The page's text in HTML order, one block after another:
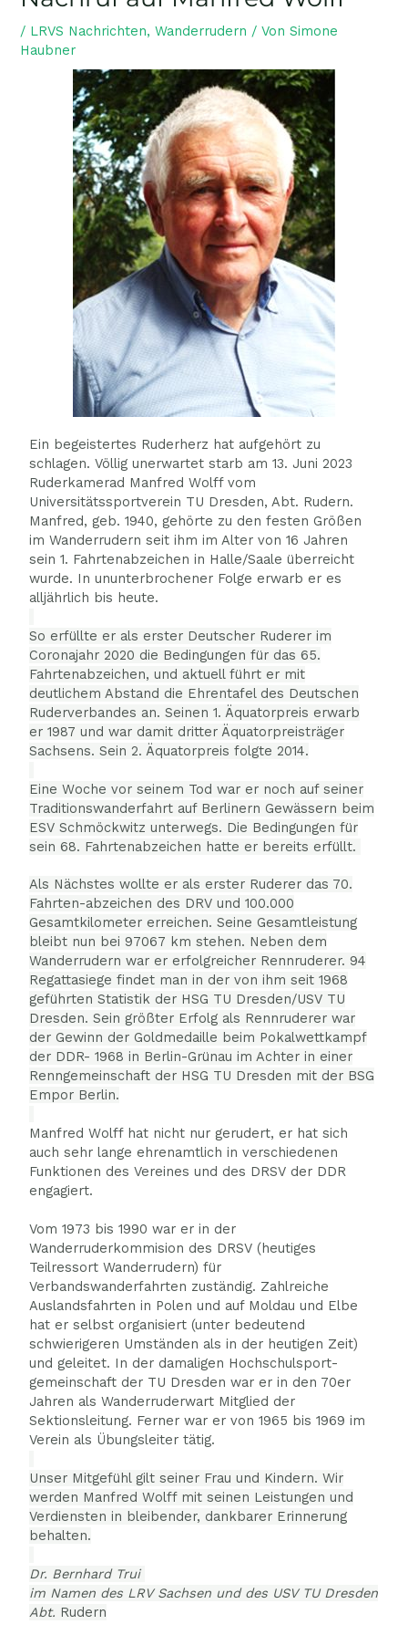
/ LRVS Nachrichten,Wanderrudern / VonSimone
Haubner
Ein begeistertes Ruderherz hat aufgehört zu
schlagen. Völlig unerwartet starb am 13. Juni 2023
Ruderkamerad Manfred Wolff vom
Universitätssportverein TU Dresden, Abt. Rudern.
Manfred, geb. 1940, gehörte zu den festen Größen
im Wanderrudern seit ihm im Alter von 16 Jahren
sein 1. Fahrtenabzeichen in Halle/Saale überreicht
wurde. In ununterbrochener Folge erwarb er es
alljährlich bis heute.
So erfüllte er als erster Deutscher Ruderer im
Coronajahr 2020 die Bedingungen für das 65.
Fahrtenabzeichen, und aktuell führt er mit
deutlichem Abstand die Ehrentafel des Deutschen
Ruderverbandes an. Seinen 1. Äquatorpreis erwarb
er 1987 und war damit dritter Äquatorpreisträger
Sachsens. Sein 2. Äquatorpreis folgte 2014.
Eine Woche vor seinem Tod war er noch auf seiner
Traditionswanderfahrt auf Berlinern Gewässern beim
ESV Schmöckwitz unterwegs. Die Bedingungen für
sein 68. Fahrtenabzeichen hatte er bereits erfüllt.
Als Nächstes wollte er als erster Ruderer das 70.
Fahrten-abzeichen des DRV und 100.000
Gesamtkilometer erreichen. Seine Gesamtleistung
bleibt nun bei 97067 km stehen. Neben dem
Wanderrudern war er erfolgreicher Rennruderer. 94
Regattasiege findet man in der von ihm seit 1968
geführten Statistik der HSG TU Dresden/USV TU
Dresden. Sein größter Erfolg als Rennruderer war
der Gewinn der Goldmedaille beim Pokalwettkampf
der DDR- 1968 in Berlin-Grünau im Achter in einer
Renngemeinschaft der HSG TU Dresden mit der BSG
Empor Berlin.
Manfred Wolff hat nicht nur gerudert, er hat sich
auch sehr lange ehrenamtlich in verschiedenen
Funktionen des Vereines und des DRSV der DDR
engagiert.
Vom 1973 bis 1990 war er in der
Wanderruderkommision des DRSV (heutiges
Teilressort Wanderrudern) für
Verbandswanderfahrten zuständig. Zahlreiche
Auslandsfahrten in Polen und auf Moldau und Elbe
hat er selbst organisiert (unter bedeutend
schwierigeren Umständen als in der heutigen Zeit)
und geleitet. In der damaligen Hochschulsport-
gemeinschaft der TU Dresden war er in den 70er
Jahren als Wanderruderwart Mitglied der
Sektionsleitung. Ferner war er von 1965 bis 1969 im
Verein als Übungsleiter tätig.
Unser Mitgefühl gilt seiner Frau und Kindern. Wir
werden Manfred Wolff mit seinen Leistungen und
Verdiensten in bleibender, dankbarer Erinnerung
behalten.
Dr. Bernhard Trui
im Namen des LRV Sachsen und des USV TU Dresden
Abt. Rudern